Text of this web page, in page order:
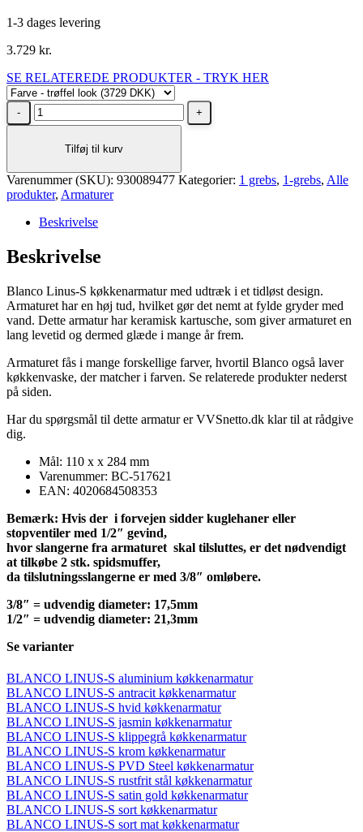
1-3 dages levering
3.729 kr.
SE RELATEREDE PRODUKTER - TRYK HER
BLANCO
LINUS-
antal
Tilføj til kurv
Varenummer (SKU): 930089477 Kategorier: 1 grebs, 1-grebs, Alle
produkter, Armaturer
Beskrivelse
Beskrivelse
Blanco Linus-S køkkenarmatur med udtræk i et tidløst design.
Armaturet har en høj tud, hvilket gør det nemt at fylde gryder med
vand. Dette armatur har keramisk kartusche, som giver armaturet en
lang levetid og dermed glæde i mange år frem.
Armaturet fås i mange forskellige farver, hvortil Blanco også laver
køkkenvaske, der matcher i farven. Se relaterede produkter nederst
på siden.
Har du spørgsmål til dette armatur er VVSnetto.dk klar til at rådgive
dig.
Mål: 110 x x 284 mm
Varenummer: BC-517621
EAN: 4020684508353
Bemærk: Hvis der i forvejen sidder kuglehaner eller
stopventiler med 1/2″ gevind,
hvor slangerne fra armaturet skal tilsluttes, er det nødvendigt
at tilkøbe 2 stk. spidsmuffer,
da tilslutningsslangerne er med 3/8″ omløbere.
3/8″ = udvendig diameter: 17,5mm
1/2″ = udvendig diameter: 21,3mm
Se varianter
BLANCO LINUS-S aluminium køkkenarmatur
BLANCO LINUS-S antracit køkkenarmatur
BLANCO LINUS-S hvid køkkenarmatur
BLANCO LINUS-S jasmin køkkenarmatur
BLANCO LINUS-S klippegrå køkkenarmatur
BLANCO LINUS-S krom køkkenarmatur
BLANCO LINUS-S PVD Steel køkkenarmatur
BLANCO LINUS-S rustfrit stål køkkenarmatur
BLANCO LINUS-S satin gold køkkenarmatur
BLANCO LINUS-S sort køkkenarmatur
BLANCO LINUS-S sort mat køkkenarmatur